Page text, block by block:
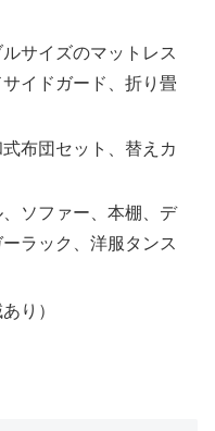
サイズのマットレス
イドガード、折り畳
布団セット、替えカ
ソファー、本棚、デ
ラック、洋服タンス
り）